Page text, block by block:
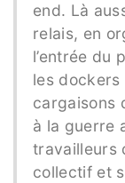
end. Là
relais, en
l’entrée du
les
cargaisons
à la guerre
travailleurs
collectif et